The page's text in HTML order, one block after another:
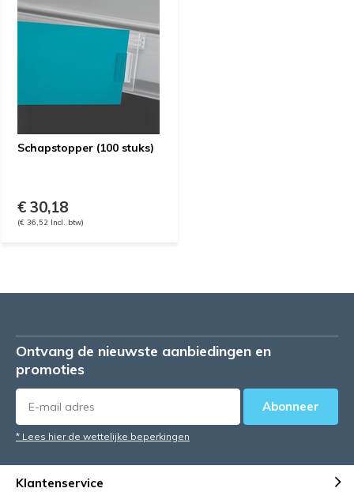
Schapstopper (100 stuks)
€ 30,18
(€ 36,52 Incl. btw)
Ontvang de nieuwste aanbiedingen en
promoties
Abonneer
* Lees hier de wettelijke beperkingen
Klantenservice